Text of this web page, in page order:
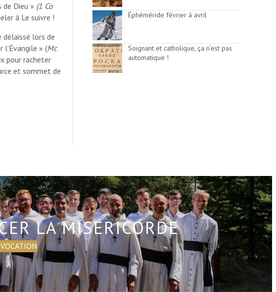
Dieu » (1 Co
à Le suivre !
délaissé lors de
l’Évangile » (Mc
pour racheter
et sommet de
Éphéméride février à avril
Soignant et catholique, ça n’est pas
automatique !
LA MISÉRICORDE